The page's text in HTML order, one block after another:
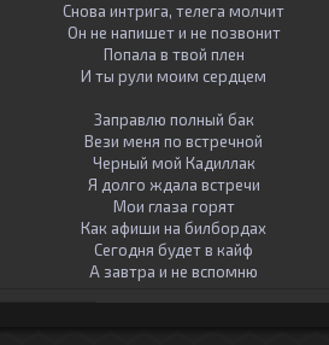
Снова интрига, телега молчит
Он не напишет и не позвонит
Попала в твой плен
И ты рули моим сердцем
Заправлю полный бак
Вези меня по встречной
Черный мой Кадиллак
Я долго ждала встречи
Мои глаза горят
Как афиши на билбордах
Сегодня будет в кайф
А завтра и не вспомню